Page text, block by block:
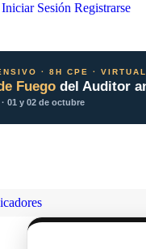
Iniciar Sesión Registrarse
· 8H CPE ·
Fuego del Auditor
· 01 y 02 de octubre